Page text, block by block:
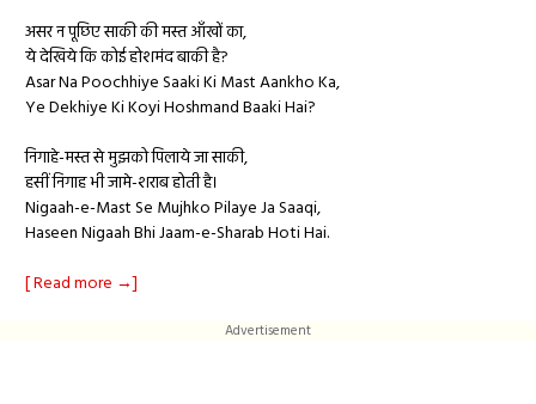
असर न पूछिए साकी की मस्त आँखों का,
ये देखिये कि कोई होशमंद बाकी है?
Asar Na Poochhiye Saaki Ki Mast Aankho Ka,
Ye Dekhiye Ki Koyi Hoshmand Baaki Hai?
निगाहे-मस्त से मुझको पिलाये जा साकी,
हसीं निगाह भी जामे-शराब होती है।
Nigaah-e-Mast Se Mujhko Pilaye Ja Saaqi,
Haseen Nigaah Bhi Jaam-e-Sharab Hoti Hai.
[ Read more →]
Advertisement